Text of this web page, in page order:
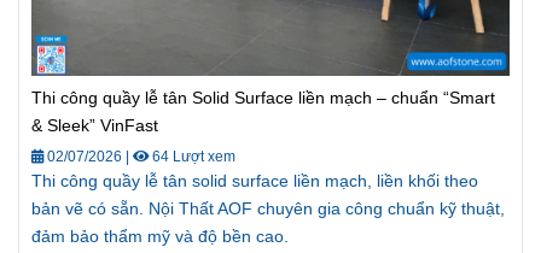
Thi công quầy lễ tân Solid Surface liền mạch – chuẩn “Smart
& Sleek” VinFast
02/07/2026 64 Lượt xem
Thi công quầy lễ tân solid surface liền mạch, liền khối theo
bản vẽ có sẵn. Nội Thất AOF chuyên gia công chuẩn kỹ thuật,
đảm bảo thẩm mỹ và độ bền cao.